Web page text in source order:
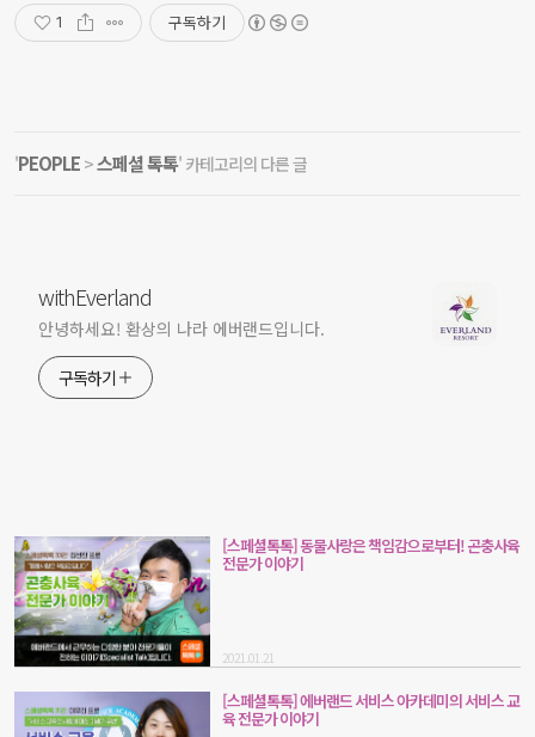
1 구독하기
'PEOPLE >스페셜 톡톡' 카테고리의 다른 글
withEverland
안녕하세요! 환상의 나라 에버랜드입니다.
구독하기
[스페셜톡톡] 동물사랑은 책임감으로부터! 곤충사육
전문가 이야기
2021.01.21
[스페셜톡톡] 에버랜드 서비스 아카데미의 서비스 교
육 전문가 이야기